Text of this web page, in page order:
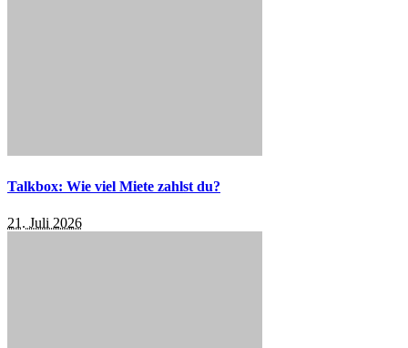
Talkbox: Wie viel Miete zahlst du?
21. Juli 2026